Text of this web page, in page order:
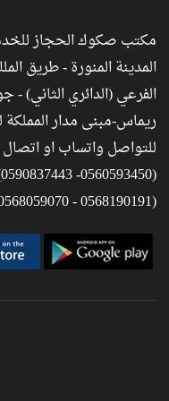
مكتب صكوك الحجاز
المدينة المنورة - طريق
الفرعي (الدائري الثاني) -
ريماس-مبنى مدار المملكة
للتواصل واتساب او
(0568190191 - 0568059070)